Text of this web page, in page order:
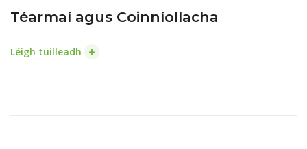
Téarmaí agus Coinníollacha
Léigh tuilleadh +